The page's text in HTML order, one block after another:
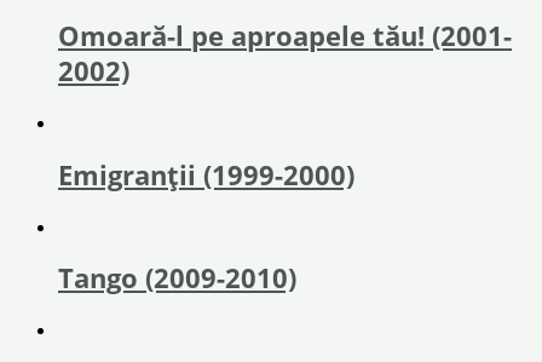
Omoară-l pe aproapele tău! (2001-
2002)
Emigranții (1999-2000)
Tango (2009-2010)